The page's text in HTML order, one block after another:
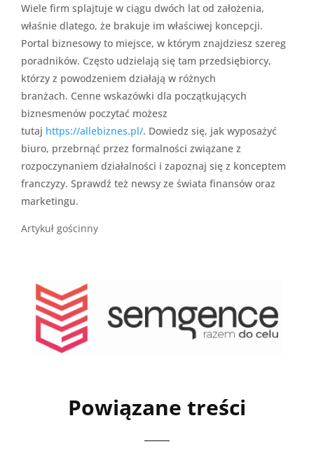
Wiele firm splajtuje w ciągu dwóch lat od założenia,
właśnie dlatego, że brakuje im właściwej koncepcji.
Portal biznesowy to miejsce, w którym znajdziesz szereg
poradników. Często udzielają się tam przedsiębiorcy,
którzy z powodzeniem działają w różnych
branżach. Cenne wskazówki dla początkujących
biznesmenów poczytać możesz
tutaj https://allebiznes.pl/. Dowiedz się, jak wyposażyć
biuro, przebrnąć przez formalności związane z
rozpoczynaniem działalności i zapoznaj się z konceptem
franczyzy. Sprawdź też newsy ze świata finansów oraz
marketingu.
Artykuł gościnny
Powiązane treści